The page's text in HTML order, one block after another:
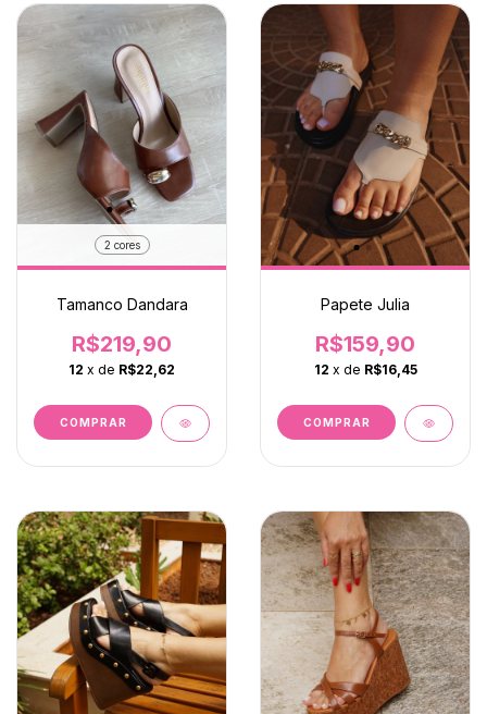
2 cores
Tamanco Dandara
R$219,90
12 x de R$22,62
COMPRAR
Papete Julia
R$159,90
12 x de R$16,45
COMPRAR